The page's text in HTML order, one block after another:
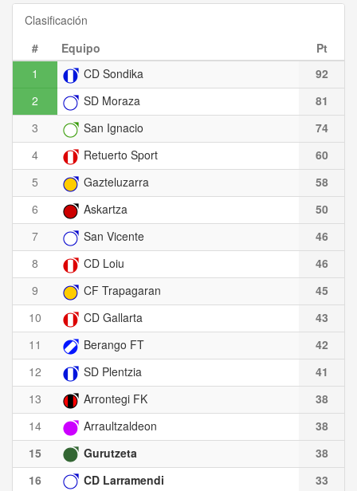
Clasificación
#
Equipo
Pt
1
CD Sondika
92
2
SD Moraza
81
3
San Ignacio
74
4
Retuerto Sport
60
5
Gazteluzarra
58
6
Askartza
50
7
San Vicente
46
8
CD Loiu
46
9
CF Trapagaran
45
10
CD Gallarta
43
11
Berango FT
42
12
SD Plentzia
41
13
Arrontegi FK
38
14
Arraultzaldeon
38
15
Gurutzeta
38
16
CD Larramendi
33